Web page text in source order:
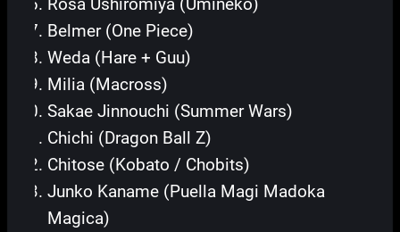
Belmer (One Piece)
Weda (Hare + Guu)
Milia (Macross)
Sakae Jinnouchi (Summer Wars)
Chichi (Dragon Ball Z)
Chitose (Kobato / Chobits)
Junko Kaname (Puella Magi Madoka
Magica)